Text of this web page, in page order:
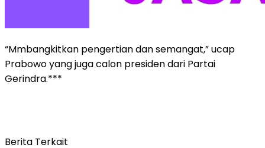
“Mmbangkitkan pengertian dan semangat,” ucap
Prabowo yang juga calon presiden dari Partai
Gerindra.***
Berita Terkait